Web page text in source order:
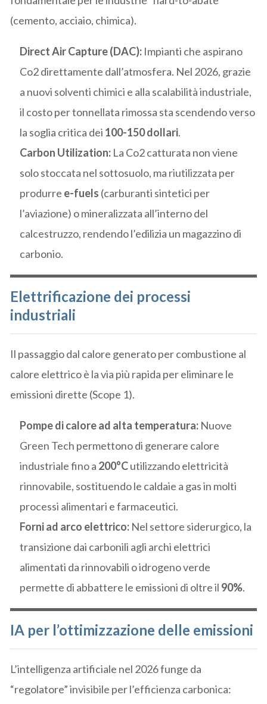
(cemento, acciaio, chimica).
Direct Air Capture (DAC): Impianti che aspirano
Co2 direttamente dall’atmosfera. Nel 2026, grazie
a nuovi solventi chimici e alla scalabilità industriale,
il costo per tonnellata rimossa sta scendendo verso
la soglia critica dei 100-150 dollari.
Carbon Utilization: La Co2 catturata non viene
solo stoccata nel sottosuolo, ma riutilizzata per
produrre e-fuels (carburanti sintetici per
l’aviazione) o mineralizzata all’interno del
calcestruzzo, rendendo l’edilizia un magazzino di
carbonio.
Elettrificazione dei processi
industriali
Il passaggio dal calore generato per combustione al
calore elettrico è la via più rapida per eliminare le
emissioni dirette (Scope 1).
Pompe di calore ad alta temperatura: Nuove
Green Tech permettono di generare calore
industriale fino a 200°Cutilizzando elettricità
rinnovabile, sostituendo le caldaie a gas in molti
processi alimentari e farmaceutici.
Forni ad arco elettrico: Nel settore siderurgico, la
transizione dai carbonili agli archi elettrici
alimentati da rinnovabili o idrogeno verde
permette di abbattere le emissioni di oltre il 90%.
IA per l’ottimizzazione delle emissioni
L’intelligenza artificiale nel 2026 funge da
“regolatore” invisibile per l’efficienza carbonica: